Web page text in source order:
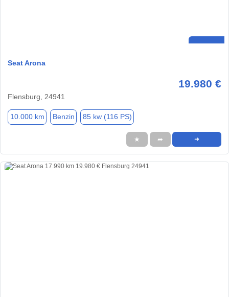
Seat Arona
19.980 €
Flensburg, 24941
10.000 km Benzin 85 kw (116 PS)
★ ➦ ➜